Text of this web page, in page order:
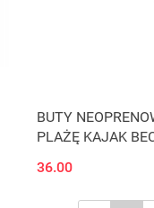
BUTY
PLAŻĘ KAJAK
36.00